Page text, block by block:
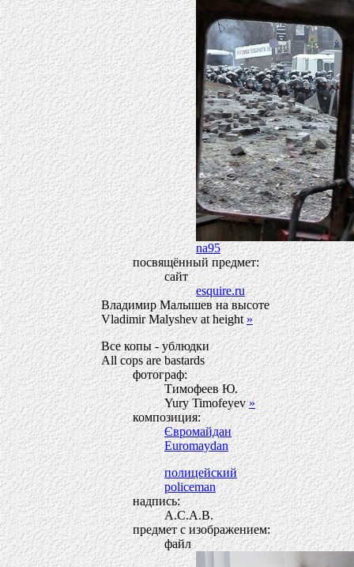
na95
посвящённый предмет:
сайт
esquire.ru
Владимир Малышев на высоте
Vladimir Malyshev at height»
Все копы - ублюдки
All cops are bastards
фотограф:
Тимофеев Ю.
Yury Timofeyev»
композиция:
Євромайдан
Euromaydan
полицейский
policeman
надпись:
A.C.A.B.
предмет с изображением:
файл